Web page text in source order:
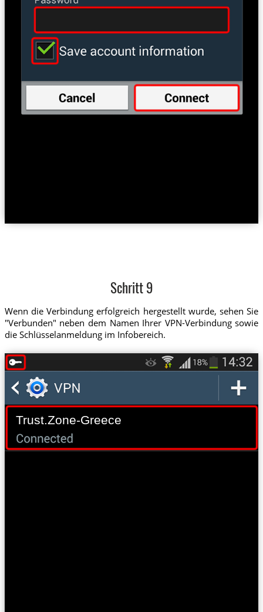
Schritt 9
Wenn die Verbindung erfolgreich hergestellt wurde, sehen Sie
"Verbunden" neben dem Namen Ihrer VPN-Verbindung sowie
die Schlüsselanmeldung im Infobereich.
Trust.Zone-Greece